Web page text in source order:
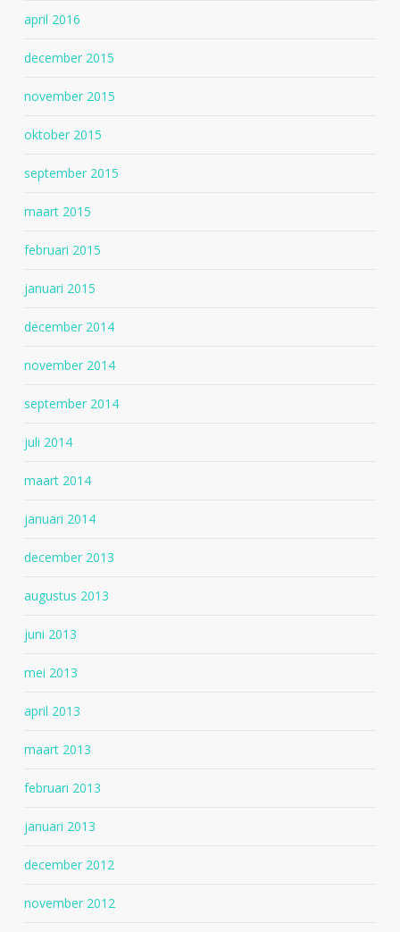
april 2016
december 2015
november 2015
oktober 2015
september 2015
maart 2015
februari 2015
januari 2015
december 2014
november 2014
september 2014
juli 2014
maart 2014
januari 2014
december 2013
augustus 2013
juni 2013
mei 2013
april 2013
maart 2013
februari 2013
januari 2013
december 2012
november 2012